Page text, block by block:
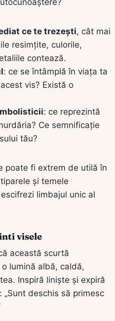
ce te trezești, cât mai
resimțite, culorile,
contează.
: ce se întâmplă în viața ta
vis? Există o
: ce reprezintă
Ce semnificație
tău?
poate fi extrem de utilă în
și temele
limbajul unic al
visele
această scurtă
lumină albă, caldă,
Inspiră liniște și expiră
deschis să primesc